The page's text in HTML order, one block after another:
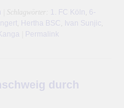
| Schlagwörter: 1. FC Köln
6-
Hertha BSC Ivan Sunjic
Permalink
durch